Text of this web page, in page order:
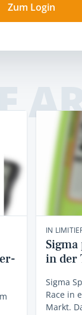
Zum Login
IN
in der
Sigma
Race in
Markt.